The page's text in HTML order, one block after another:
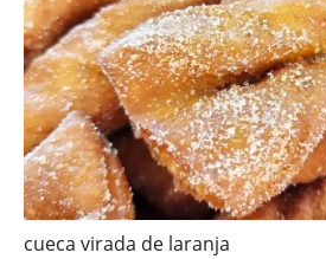
cueca virada de laranja